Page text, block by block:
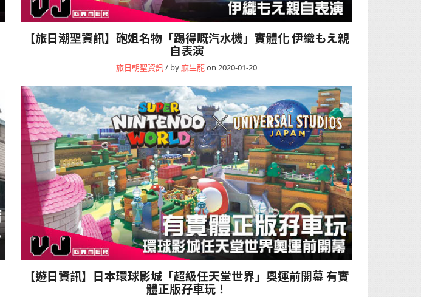
【旅日潮聖資訊】砲姐名物「踢得嘅汽水機」實體化 伊織もえ親
自表演
旅日朝聖資訊/ by麻生龍on 2020-01-20
【遊日資訊】日本環球影城「超級任天堂世界」奧運前開幕 有實
體正版孖車玩！